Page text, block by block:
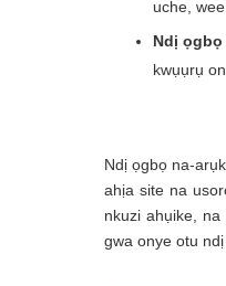
uche,
Ndị
kwụụrụ
Ndị ọgbọ na-
ahịa site na
nkuzi ahụike,
gwa onye otu